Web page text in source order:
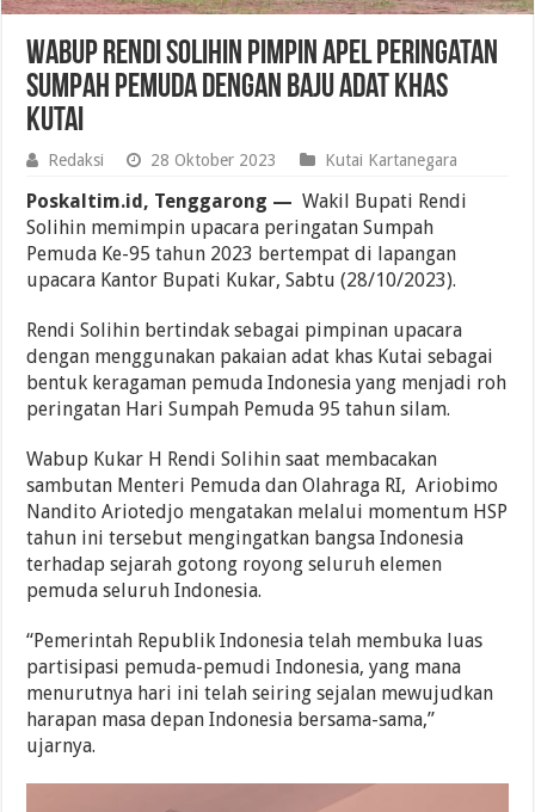
Wabup Rendi Solihin Pimpin Apel Peringatan
Sumpah Pemuda dengan Baju Adat Khas
Kutai
Redaksi 28 Oktober 2023 Kutai Kartanegara
Poskaltim.id, Tenggarong — Wakil Bupati Rendi
Solihin memimpin upacara peringatan Sumpah
Pemuda Ke-95 tahun 2023 bertempat di lapangan
upacara Kantor Bupati Kukar, Sabtu (28/10/2023).
Rendi Solihin bertindak sebagai pimpinan upacara
dengan menggunakan pakaian adat khas Kutai sebagai
bentuk keragaman pemuda Indonesia yang menjadi roh
peringatan Hari Sumpah Pemuda 95 tahun silam.
Wabup Kukar H Rendi Solihin saat membacakan
sambutan Menteri Pemuda dan Olahraga RI, Ariobimo
Nandito Ariotedjo mengatakan melalui momentum HSP
tahun ini tersebut mengingatkan bangsa Indonesia
terhadap sejarah gotong royong seluruh elemen
pemuda seluruh Indonesia.
“Pemerintah Republik Indonesia telah membuka luas
partisipasi pemuda-pemudi Indonesia, yang mana
menurutnya hari ini telah seiring sejalan mewujudkan
harapan masa depan Indonesia bersama-sama,”
ujarnya.